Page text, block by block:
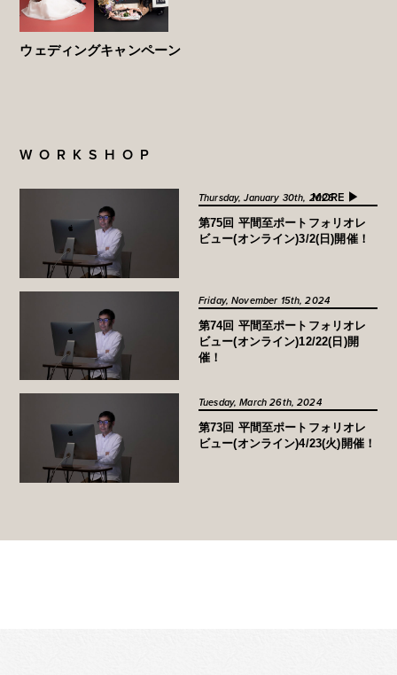
ウェディングキャンペーン
WORKSHOP
MORE ▶︎
Thursday, January 30th, 2025
第75回 平間至ポートフォリオレ
ビュー(オンライン)3/2(日)開催！
Friday, November 15th, 2024
第74回 平間至ポートフォリオレ
ビュー(オンライン)12/22(日)開
催！
Tuesday, March 26th, 2024
第73回 平間至ポートフォリオレ
ビュー(オンライン)4/23(火)開催！